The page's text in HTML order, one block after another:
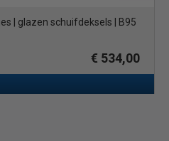
| glazen schuifdeksels | B95
€ 534,00